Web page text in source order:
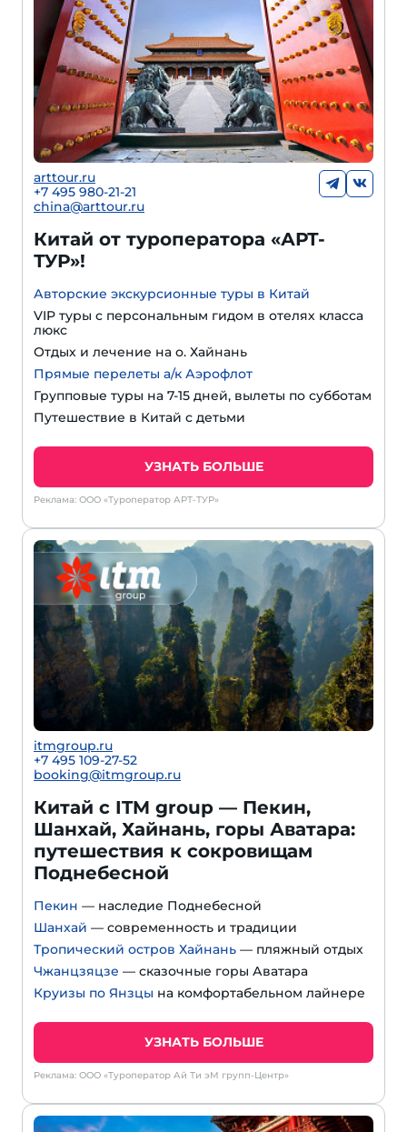
arttour.ru
+7 495 980-21-21
china@arttour.ru
Китай от туроператора «АРТ-
ТУР»!
Авторские экскурсионные туры в Китай
VIP туры с персональным гидом в отелях класса
люкс
Отдых и лечение на о. Хайнань
Прямые перелеты а/к Аэрофлот
Групповые туры на 7-15 дней, вылеты по субботам
Путешествие в Китай с детьми
УЗНАТЬ БОЛЬШЕ
Реклама: ООО «Туроператор АРТ-ТУР»
itmgroup.ru
+7 495 109-27-52
booking@itmgroup.ru
Китай с ITM group — Пекин,
Шанхай, Хайнань, горы Аватара:
путешествия к сокровищам
Поднебесной
Пекин — наследие Поднебесной
Шанхай — современность и традиции
Тропический остров Хайнань — пляжный отдых
Чжанцзяцзе — сказочные горы Аватара
Круизы по Янзцы на комфортабельном лайнере
УЗНАТЬ БОЛЬШЕ
Реклама: ООО «Туроператор Ай Ти эМ групп-Центр»